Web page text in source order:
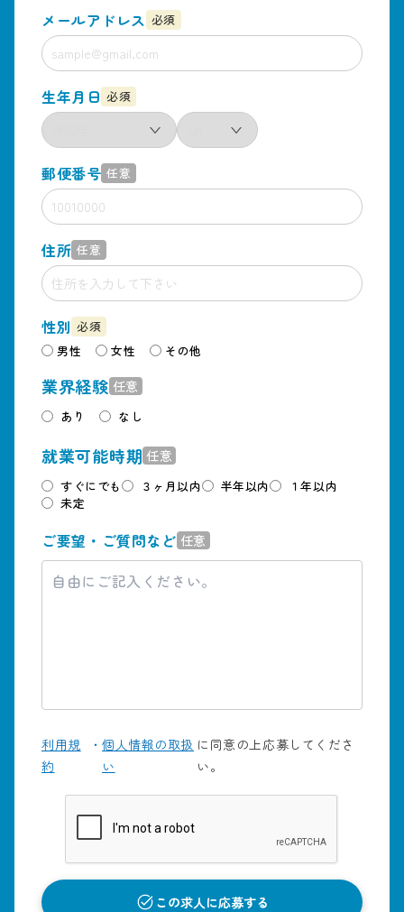
メールアドレス 必須
生年月日 必須
郵便番号 任意
住所 任意
性別 必須
男性
女性 その他
業界経験 任意
あり なし
就業可能時期 任意
すぐにでも ３ヶ月以内 半年以内
１年以内
未定
ご要望・ご質問など 任意
利用規
約
・個人情報の取扱
い
に同意の上応募してくださ
い。
この求人に応募する